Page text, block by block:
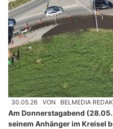
30.05.26 VON BELMEDIA
Am Donnerstagabend
seinem Anhänger im Kreisel